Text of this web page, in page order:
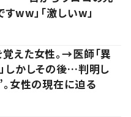
ww」「激しいw」
えた女性。→医師「異
しかしその後…判明し
女性の現在に迫る